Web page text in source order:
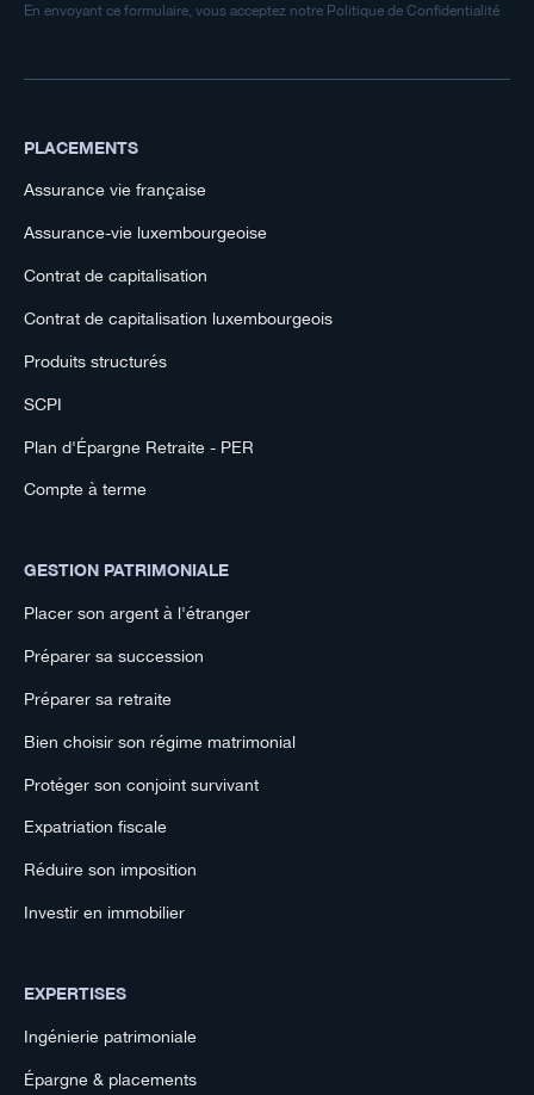
En envoyant ce formulaire, vous acceptez notre Politique de Confidentialité
PLACEMENTS
Assurance vie française
Assurance-vie luxembourgeoise
Contrat de capitalisation
Contrat de capitalisation luxembourgeois
Produits structurés
SCPI
Plan d'Épargne Retraite - PER
Compte à terme
GESTION PATRIMONIALE
Placer son argent à l'étranger
Préparer sa succession
Préparer sa retraite
Bien choisir son régime matrimonial
Protéger son conjoint survivant
Expatriation fiscale
Réduire son imposition
Investir en immobilier
EXPERTISES
Ingénierie patrimoniale
Épargne & placements